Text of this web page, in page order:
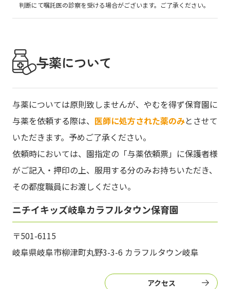
判断にて嘱託医の診察を受ける場合がございます。ご了承ください。
与薬について
与薬については原則致しませんが、やむを得ず保育園に
与薬を依頼する際は、 医師に処方された薬のみとさせて
いただきます。予めご了承ください。
依頼時においては、園指定の「与薬依頼票」に保護者様
がご記入・押印の上、服用する分のみお持ちいただき、
その都度職員にお渡しください。
ニチイキッズ岐阜カラフルタウン保育園
〒501-6115
岐阜県岐阜市柳津町丸野3-3-6 カラフルタウン岐阜
アクセス